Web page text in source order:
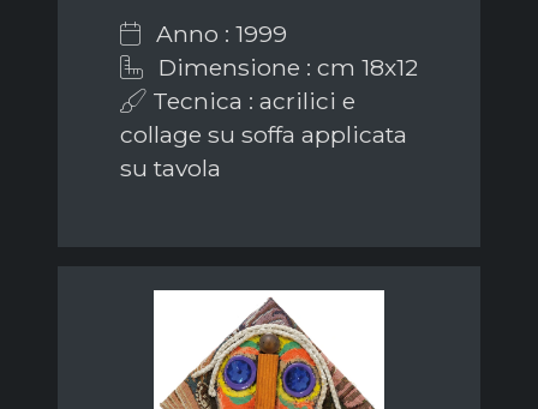
Anno : 1999
Dimensione : cm 18x12
Tecnica : acrilici e
collage su soffa applicata
su tavola